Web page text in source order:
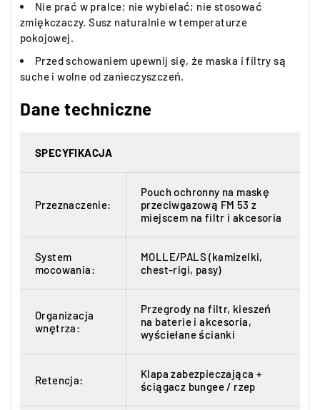
Nie prać w pralce; nie wybielać; nie stosować
zmiękczaczy. Susz naturalnie w temperaturze
pokojowej.
Przed schowaniem upewnij się, że maska i filtry są
suche i wolne od zanieczyszczeń.
Dane techniczne
SPECYFIKACJA
Przeznaczenie:
Pouch ochronny na maskę
przeciwgazową FM 53 z
miejscem na filtr i akcesoria
System
mocowania:
MOLLE/PALS (kamizelki,
chest-rigi, pasy)
Organizacja
wnętrza:
Przegrody na filtr, kieszeń
na baterie i akcesoria,
wyściełane ścianki
Retencja:
Klapa zabezpieczająca +
ściągacz bungee / rzep